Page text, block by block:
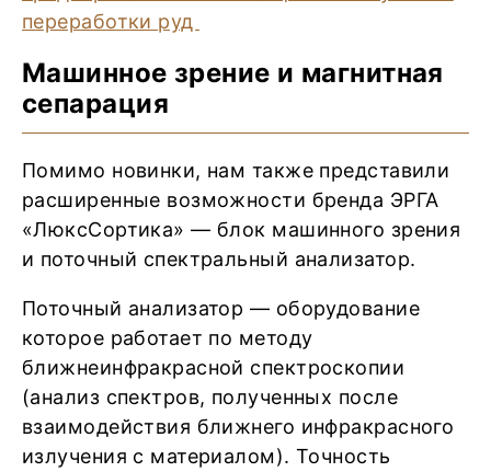
Машинное зрение и магнитная
сепарация
Помимо новинки, нам также представили
расширенные возможности бренда ЭРГА
«ЛюксСортика» — блок машинного зрения
и поточный спектральный анализатор.
Поточный анализатор — оборудование
которое работает по методу
ближнеинфракрасной спектроскопии
(анализ спектров, полученных после
взаимодействия ближнего инфракрасного
излучения с материалом). Точность